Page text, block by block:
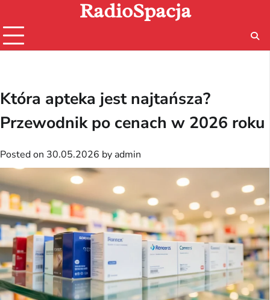
content
RadioSpacja
Która apteka jest najtańsza?
Przewodnik po cenach w 2026 roku
Posted on 30.05.2026 by admin